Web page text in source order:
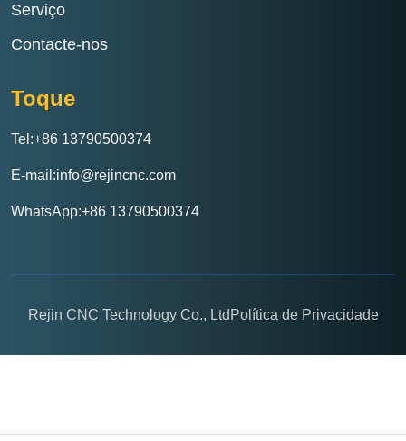
Serviço
Contacte-nos
Toque
Tel:+86 13790500374
E-mail:info@rejincnc.com
WhatsApp:+86 13790500374
Rejin CNC Technology Co., Ltd Política de Privacidade